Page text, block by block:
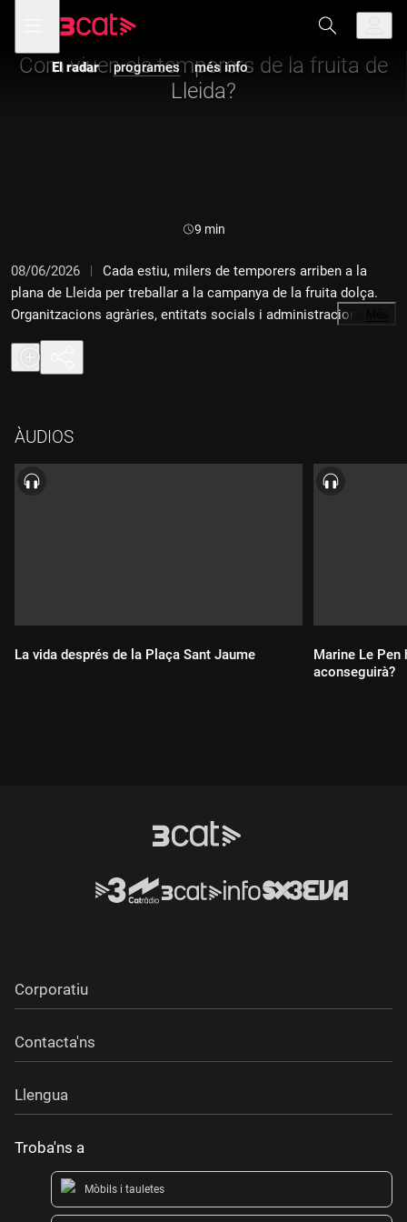
navegació
principal
menú
de
El radar programes més info
Com viuen els temporers de la fruita de
Lleida?
Durada:
9 min
08/06/2026
Cada estiu, milers de temporers arriben a la
plana de Lleida per treballar a la campanya de la fruita dolça.
Organitzacions agràries, entitats socials i administracions
públiques treballen conjuntament per trobar-los habitatge i
garantir que tothom tingui un allotjament temporal, però no
sempre ho aconsegueixen. El model ha millorat en els últims
marge de millora. Eloi Barrera en parla amb Pere Joan Álvarez,
periodista de 3CatInfo a Lleida.
…
ÀUDIOS
La vida després de la Plaça Sant Jaume
Marine Le Pen
aconseguirà?
Corporatiu
Contacta'ns
Llengua
Troba'ns a
Mòbils i tauletes